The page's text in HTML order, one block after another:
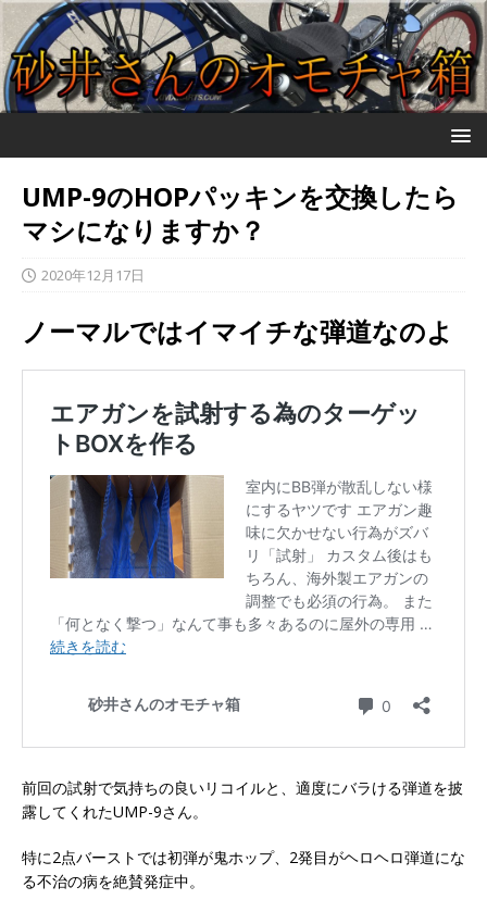
UMP-9のHOPパッキンを交換したら
マシになりますか？
2020年12月17日
ノーマルではイマイチな弾道なのよ
前回の試射で気持ちの良いリコイルと、適度にバラける弾道を披
露してくれたUMP-9さん。
特に2点バーストでは初弾が鬼ホップ、2発目がヘロヘロ弾道にな
る不治の病を絶賛発症中。